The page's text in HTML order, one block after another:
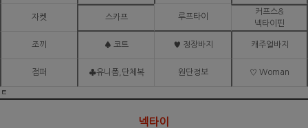
자켓 스카프 루프타이
커프스&
넥타이핀
조끼 ♠ 코트 ♥ 정장바지 캐주얼바지
점퍼 ♣유니폼,단체복 원단정보 ♡ Woman
ㅌ
넥타이